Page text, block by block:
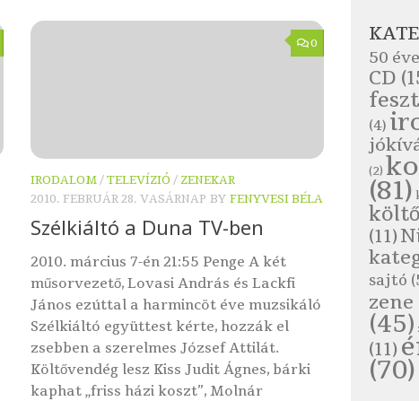
0
IRODALOM/TELEVÍZIÓ / ZENEKAR
2010. FEBRUÁR 28. VASÁRNAP BY FENYVESI BÉLA
Szélkiáltó a Duna TV-ben
2010. március 7-én 21:55 Penge A két
műsorvezető, Lovasi András és Lackfi
János ezúttal a harmincöt éve muzsikáló
Szélkiáltó együttest kérte, hozzák el
zsebben a szerelmes József Attilát.
Költővendég lesz Kiss Judit Ágnes, bárki
kaphat „friss házi koszt”, Molnár
50
CD
(4)
(2)
(81)
(11)
sajtó
zene
(45)
(11)
(70)